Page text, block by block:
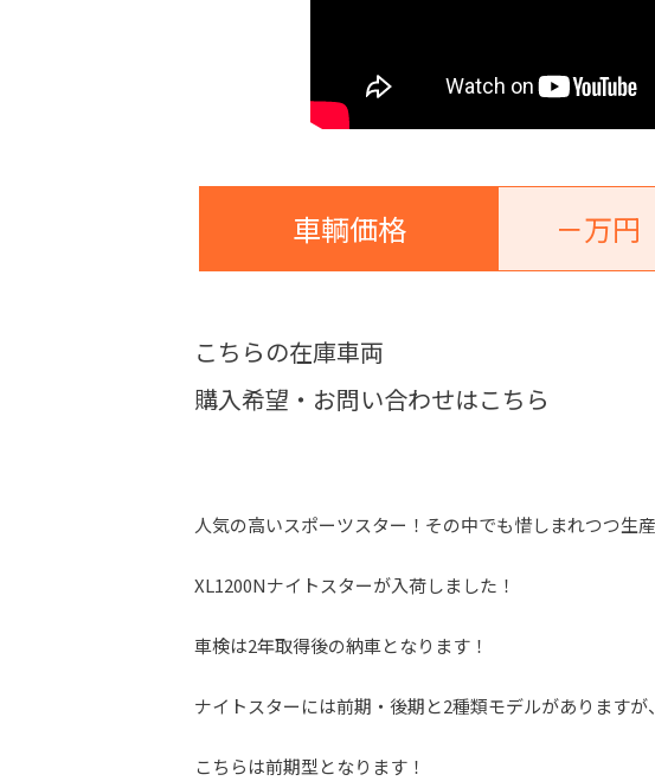
車輌価格 －万円
こちらの在庫車両
購入希望・お問い合わせはこちら
人気の高いスポーツスター！その中でも惜しまれつつ生
XL1200Nナイトスターが入荷しました！
車検は2年取得後の納車となります！
ナイトスターには前期・後期と2種類モデルがありますが、
こちらは前期型となります！